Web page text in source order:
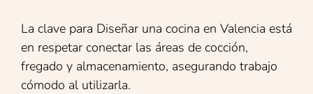
La clave para Diseñar una cocina en Valencia está
en respetar conectar las áreas de cocción,
fregado y almacenamiento, asegurando trabajo
cómodo al utilizarla.